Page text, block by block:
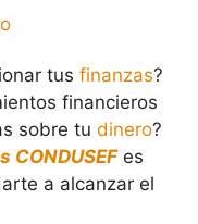
tus finanzas?
financieros
sobre tu dinero?
CONDUSEFes
a alcanzar el